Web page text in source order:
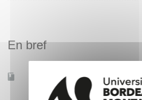
En bref
Accessible à distance Non